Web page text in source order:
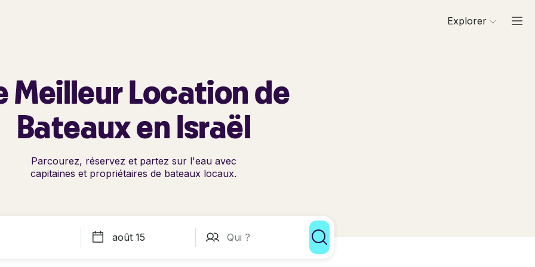
Explorer
Meilleur Location de
Bateaux en Israël
Parcourez, réservez et partez sur l'eau avec
capitaines et propriétaires de bateaux locaux.